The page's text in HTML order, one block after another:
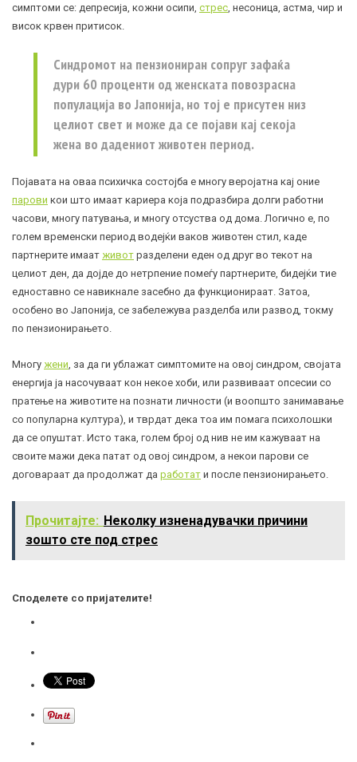
симптоми се: депресија, кожни осипи, стрес несоница астма , чир и
висок крвен притисок.
Синдромот на пензиониран сопруг зафаќа
дури 60 проценти од женската повозрасна
популација во Јапонија, но тој е присутен низ
целиот свет и може да се појави кај секоја
жена во дадениот животен период.
Појавата на оваа психичка состојба е многу веројатна кај оние
парови кои што имаат кариера која подразбира долги работни
часови, многу патувања, и многу отсуства од дома. Логично е, по
голем временски период водејќи ваков животен стил, каде
партнерите имаат живот разделени еден од друг во текот на
целиот ден, да дојде до нетрпение помеѓу партнерите, бидејќи тие
едноставно се навикнале засебно да функционираат. Затоа,
особено во Јапонија, се забележува разделба или развод, токму
по пензионирањето.
Многу жени , за да ги ублажат симптомите на овој синдром, својата
енергија ја насочуваат кон некое хоби, или развиваат опсесии со
пратење на животите на познати личности (и воопшто занимавање
со популарна култура), и тврдат дека тоа им помага психолошки
да се опуштат. Исто така, голем број од нив не им кажуваат на
своите мажи дека патат од овој синдром, а некои парови се
договараат да продолжат да работат и после пензионирањето.
Прочитајте: Неколку изненадувачки причини
зошто сте под стрес
Споделете со пријателите!